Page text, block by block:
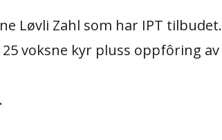
Løvli Zahl som har IPT tilbudet.
voksne kyr pluss oppfôring av